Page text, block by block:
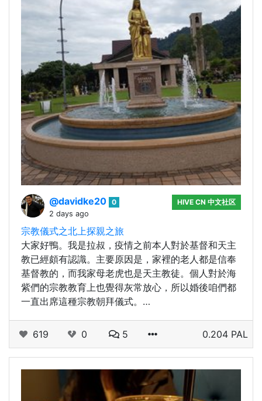
@davidke20 0
2 days ago
HIVE CN 中文社区
宗教儀式之北上探親之旅
大家好鴨。我是拉叔，疫情之前本人對於基督和天主
教已經頗有認識。主要原因是，家裡的老人都是信奉
基督教的，而我家母老虎也是天主教徒。個人對於海
紫們的宗教教育上也覺得灰常放心，所以婚後咱們都
一直出席這種宗教朝拜儀式。…
619 0 5 0.204 PAL